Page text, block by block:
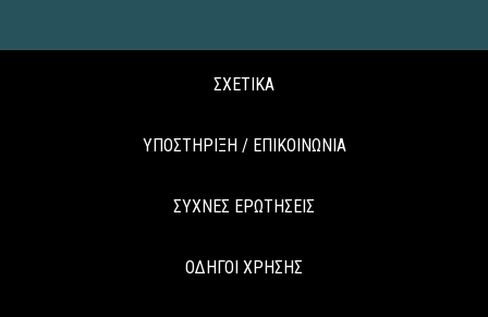
ΣΧΕΤΙΚΑ
ΥΠΟΣΤΗΡΙΞΗ / ΕΠΙΚΟΙΝΩΝΙΑ
ΣΥΧΝΕΣ ΕΡΩΤΗΣΕΙΣ
ΟΔΗΓΟΙ ΧΡΗΣΗΣ